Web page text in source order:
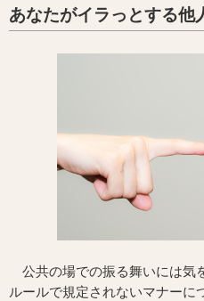
あなたがイラっとする他
公共の場での振る舞いには気
ルールで規定されないマナーに